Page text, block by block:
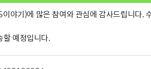
야기)에 많은 참여와 관심에 감사드립니다.
할 예정입니다.